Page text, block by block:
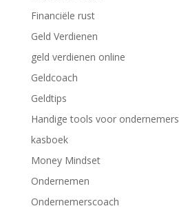
Financiële rust
Geld Verdienen
geld verdienen online
Geldcoach
Geldtips
Handige tools voor ondernemers
kasboek
Money Mindset
Ondernemen
Ondernemerscoach